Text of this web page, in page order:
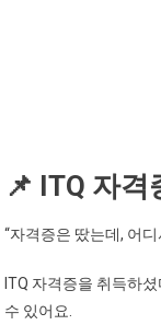
📌 ITQ 자격
“자격증은 땄는데, 어
ITQ 자격증을 취득하
수 있어요.